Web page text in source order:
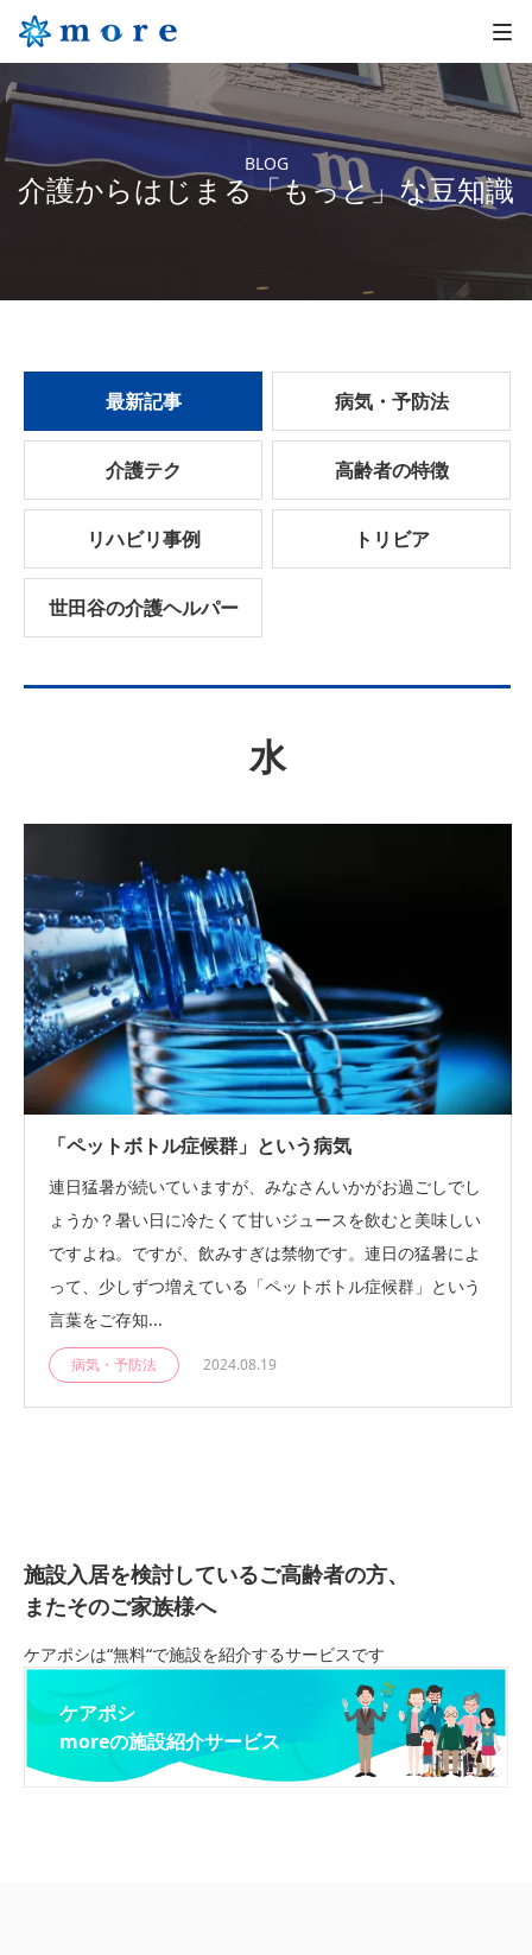
BLOG
介護からはじまる「もっと」な豆知識
最新記事 病気・予防法
介護テク 高齢者の特徴
リハビリ事例 トリビア
世田谷の介護ヘルパー
水
「ペットボトル症候群」という病気
連日猛暑が続いていますが、みなさんいかがお過ごしでし
ょうか？暑い日に冷たくて甘いジュースを飲むと美味しい
ですよね。ですが、飲みすぎは禁物です。連日の猛暑によ
って、少しずつ増えている「ペットボトル症候群」という
言葉をご存知...
病気・予防法 2024.08.19
施設入居を検討しているご高齢者の方、
またそのご家族様へ
ケアポシは“無料“で施設を紹介するサービスです
ケアポシ
moreの施設紹介サービス